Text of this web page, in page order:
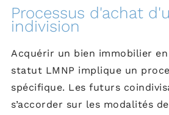
Processus d'achat
indivision
Acquérir un bien immobilier
statut LMNP implique un
spécifique. Les futurs
s’accorder sur les modalités